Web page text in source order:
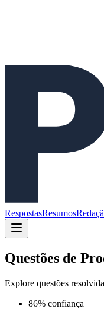
RespostasResumos
Questões de
Explore questões
86% confiança